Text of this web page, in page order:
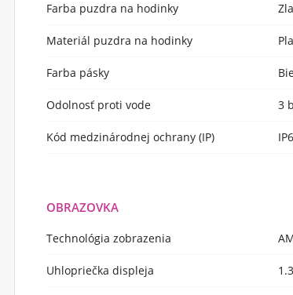
Farba puzdra na hodinky
Materiál puzdra na hodinky
Farba pásky
Odolnosť proti vode 3
Kód medzinárodnej ochrany (IP)
OBRAZOVKA
Technológia zobrazenia
Uhlopriečka displeja